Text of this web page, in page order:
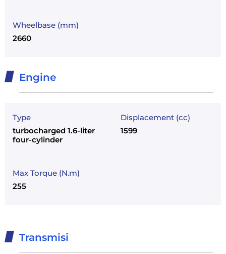
Wheelbase (mm)
2660
Engine
Type
turbocharged 1.6-liter
four-cylinder
Displacement (cc)
1599
Max Torque (N.m)
255
Transmisi